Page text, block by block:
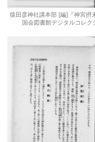
猿田彦神社講本部 [編]『神宮摂
国会図書館デジタルコレ